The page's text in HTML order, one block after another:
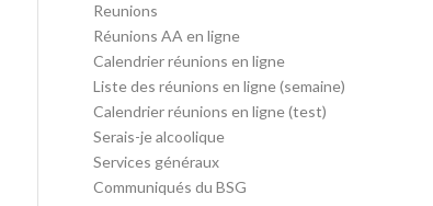
Reunions
Réunions AA en ligne
Calendrier réunions en ligne
Liste des réunions en ligne (semaine)
Calendrier réunions en ligne (test)
Serais-je alcoolique
Services généraux
Communiqués du BSG